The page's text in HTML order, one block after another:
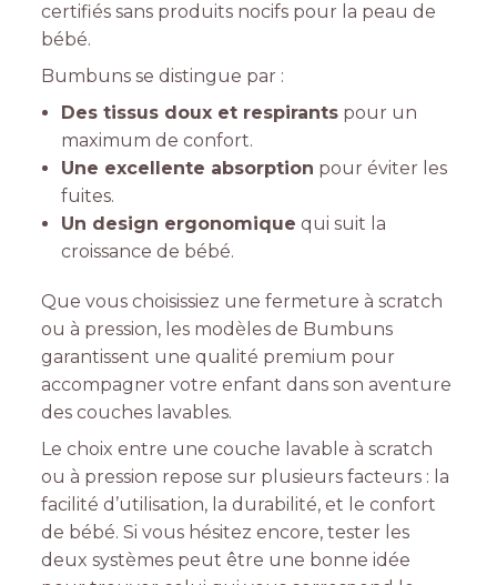
certifiés sans produits nocifs pour la peau de
bébé.
Bumbuns se distingue par :
Des tissus doux et respirants pour un
maximum de confort.
Une excellente absorption pour éviter les
fuites.
Un design ergonomique qui suit la
croissance de bébé.
Que vous choisissiez une fermeture à scratch
ou à pression, les modèles de Bumbuns
garantissent une qualité premium pour
accompagner votre enfant dans son aventure
des couches lavables.
Le choix entre une couche lavable à scratch
ou à pression repose sur plusieurs facteurs : la
facilité d’utilisation, la durabilité, et le confort
de bébé. Si vous hésitez encore, tester les
deux systèmes peut être une bonne idée